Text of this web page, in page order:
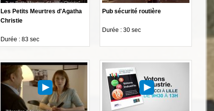
Les Petits Meurtres d'Agatha
Christie
Durée : 83 sec
Pub sécurité routière
Durée : 30 sec